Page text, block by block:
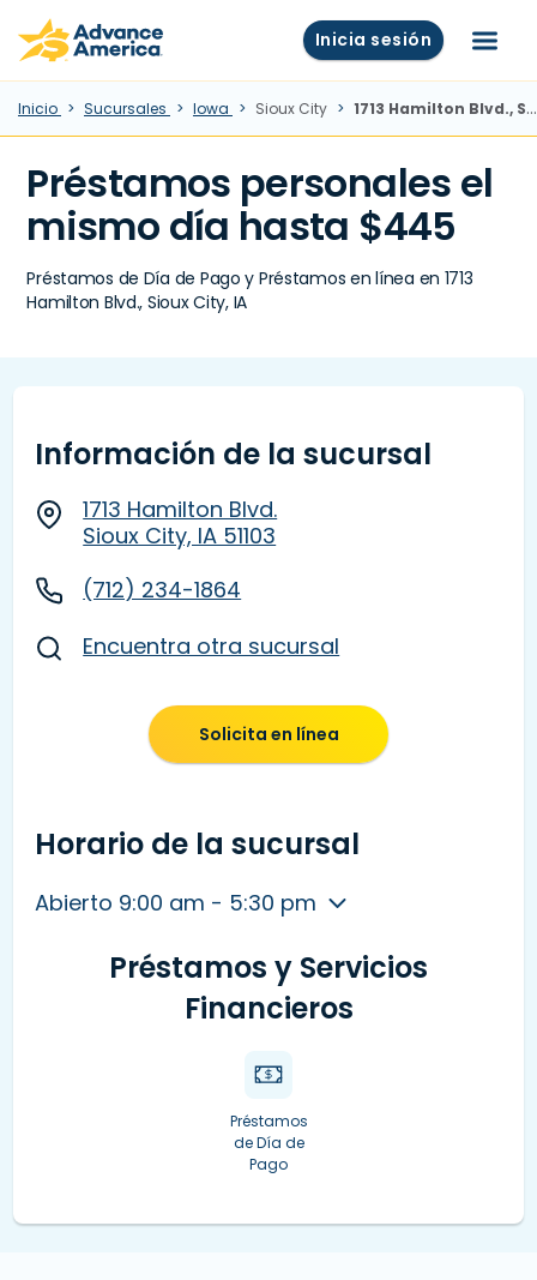
Skip to main content
Advance America home Inicia sesión Menú
Inicio Sucursales Iowa Sioux City 1713 Hamilton Blvd., Sioux City, IA
Préstamos personales el
mismo día hasta $445
Préstamos de Día de Pago y Préstamos en línea en 1713
Hamilton Blvd., Sioux City, IA
Información de la sucursal
1713 Hamilton Blvd.
Sioux City, IA 51103
(712) 234-1864
Encuentra otra sucursal
Solicita en línea
Horario de la sucursal
Abierto 9:00 am - 5:30 pm
Préstamos y Servicios
Financieros
Préstamos
de Día de
Pago